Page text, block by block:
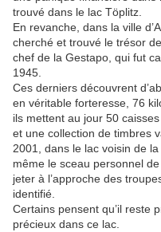
trouvé dans le lac Töplitz.
En revanche, dans la ville
cherché et trouvé le trésor
chef de la Gestapo, qui fut
1945.
Ces derniers découvrent
en véritable forteresse, 76
ils mettent au jour 50
et une collection de timbres
2001, dans le lac voisin de
même le sceau personnel
jeter à l’approche des
identifié.
Certains pensent qu’il reste
précieux dans ce lac.